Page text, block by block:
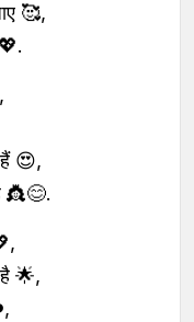
🥰,
😍,
👸😊.
🌟,